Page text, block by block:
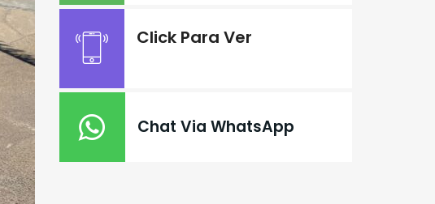
Click Para Ver
Chat Via WhatsApp